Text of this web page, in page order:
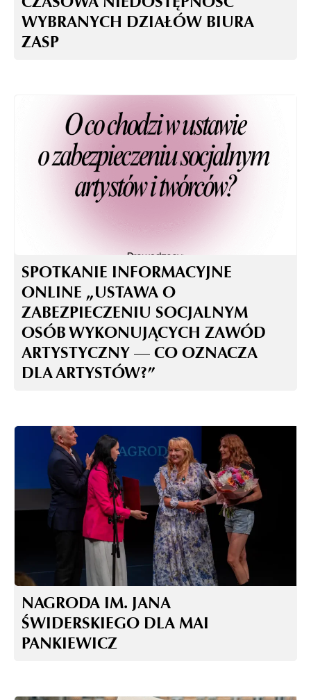
WYBRANYCH DZIAŁÓW BIURA
ZASP
SPOTKANIE INFORMACYJNE
ONLINE „USTAWA O
ZABEZPIECZENIU SOCJALNYM
OSÓB WYKONUJĄCYCH ZAWÓD
ARTYSTYCZNY — CO OZNACZA
DLA ARTYSTÓW?”
NAGRODA IM. JANA
ŚWIDERSKIEGO DLA MAI
PANKIEWICZ